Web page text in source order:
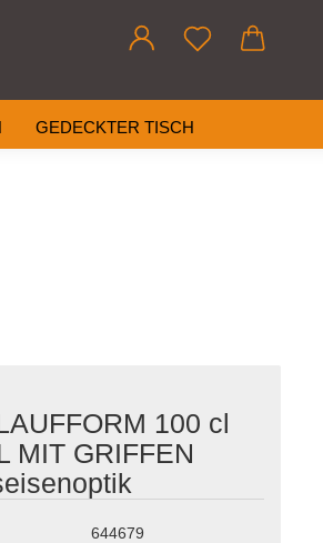
GEDECKTER TISCH
100 cl
MIT GRIFFEN
644679